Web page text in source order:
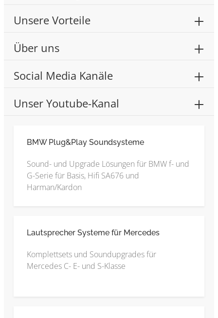
Unsere Vorteile
Über uns
Social Media Kanäle
Unser Youtube-Kanal
BMW Plug&Play Soundsysteme
Sound- und Upgrade Lösungen für BMW f- und
G-Serie für Basis, Hifi SA676 und
Harman/Kardon
Lautsprecher Systeme für Mercedes
Komplettsets und Soundupgrades für
Mercedes C- E- und S-Klasse